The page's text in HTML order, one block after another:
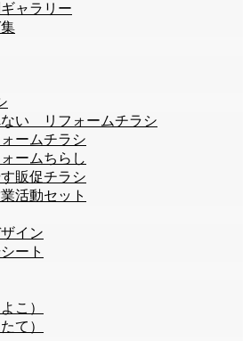
ャラリー
ない リフォームチラシ
ームチラシ
ームちらし
販促チラシ
活動セット
イン
ート
こ）
て）